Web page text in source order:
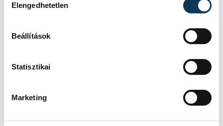
Elengedhetetlen
Beállítások
Statisztikai
Marketing
Elmeséljük a baljós kőtömb
Magyarország